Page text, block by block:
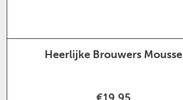
Heerlijke Brouwers Mousse